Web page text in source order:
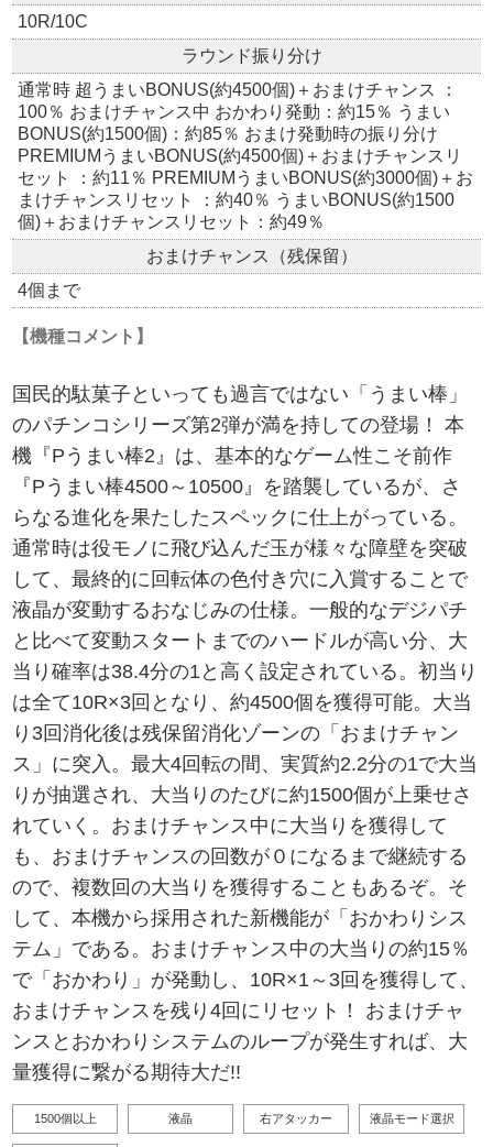
10R/10C
ラウンド振り分け
通常時 超うまいBONUS(約4500個)＋おまけチャンス ：
100％ おまけチャンス中 おかわり発動：約15％ うまい
BONUS(約1500個)：約85％ おまけ発動時の振り分け
PREMIUMうまいBONUS(約4500個)＋おまけチャンスリ
セット ：約11％ PREMIUMうまいBONUS(約3000個)＋お
まけチャンスリセット ：約40％ うまいBONUS(約1500
個)＋おまけチャンスリセット：約49％
おまけチャンス（残保留）
4個まで
【機種コメント】
国民的駄菓子といっても過言ではない「うまい棒」
のパチンコシリーズ第2弾が満を持しての登場！ 本
機『Pうまい棒2』は、基本的なゲーム性こそ前作
『Pうまい棒4500～10500』を踏襲しているが、さ
らなる進化を果たしたスペックに仕上がっている。
通常時は役モノに飛び込んだ玉が様々な障壁を突破
して、最終的に回転体の色付き穴に入賞することで
液晶が変動するおなじみの仕様。一般的なデジパチ
と比べて変動スタートまでのハードルが高い分、大
当り確率は38.4分の1と高く設定されている。初当り
は全て10R×3回となり、約4500個を獲得可能。大当
り3回消化後は残保留消化ゾーンの「おまけチャン
ス」に突入。最大4回転の間、実質約2.2分の1で大当
りが抽選され、大当りのたびに約1500個が上乗せさ
れていく。おまけチャンス中に大当りを獲得して
も、おまけチャンスの回数が０になるまで継続する
ので、複数回の大当りを獲得することもあるぞ。そ
して、本機から採用された新機能が「おかわりシス
テム」である。おまけチャンス中の大当りの約15％
で「おかわり」が発動し、10R×1～3回を獲得して、
おまけチャンスを残り4回にリセット！ おまけチャ
ンスとおかわりシステムのループが発生すれば、大
量獲得に繋がる期待大だ!!
1500個以上 液晶 右アタッカー 液晶モード選択